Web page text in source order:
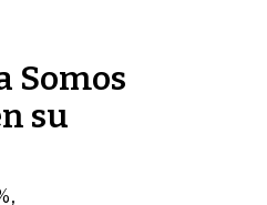
Somos
su